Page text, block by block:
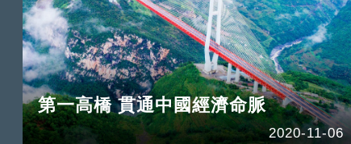
第一高橋 貫通中國經濟命脈
2020-11-06